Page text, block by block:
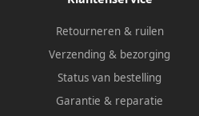
Retourneren & ruilen
Verzending & bezorging
Status van bestelling
Garantie & reparatie